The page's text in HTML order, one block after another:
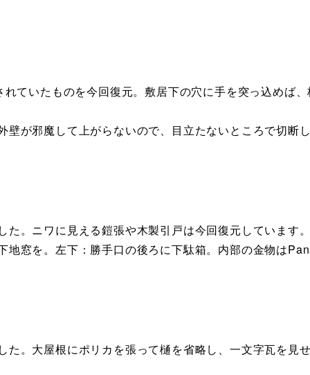
ていたものを今回復元。敷居下の穴に手を突っ込めば、
が邪魔して上がらないので、目立たないところで切断
。ニワに見える鎧張や木製引戸は今回復元しています。
窓を。左下：勝手口の後ろに下駄箱。内部の金物は
。大屋根にポリカを張って樋を省略し、一文字瓦を見